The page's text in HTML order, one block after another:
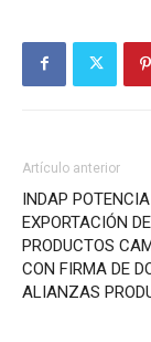
Artículo anterior
INDAP POTENCIA
EXPORTACIÓN DE
PRODUCTOS
CON FIRMA DE
ALIANZAS